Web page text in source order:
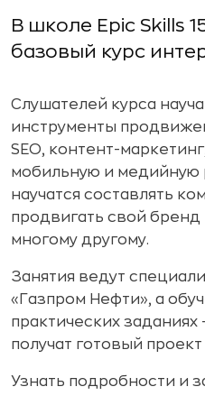
В школе Epic Skills
базовый курс
Слушателей курса
инструменты
SEO, контент-
мобильную и медийную
научатся составлять
продвигать свой
многому другому.
Занятия ведут
«Газпром Нефти», а
практических
получат готовый
Узнать подробности и